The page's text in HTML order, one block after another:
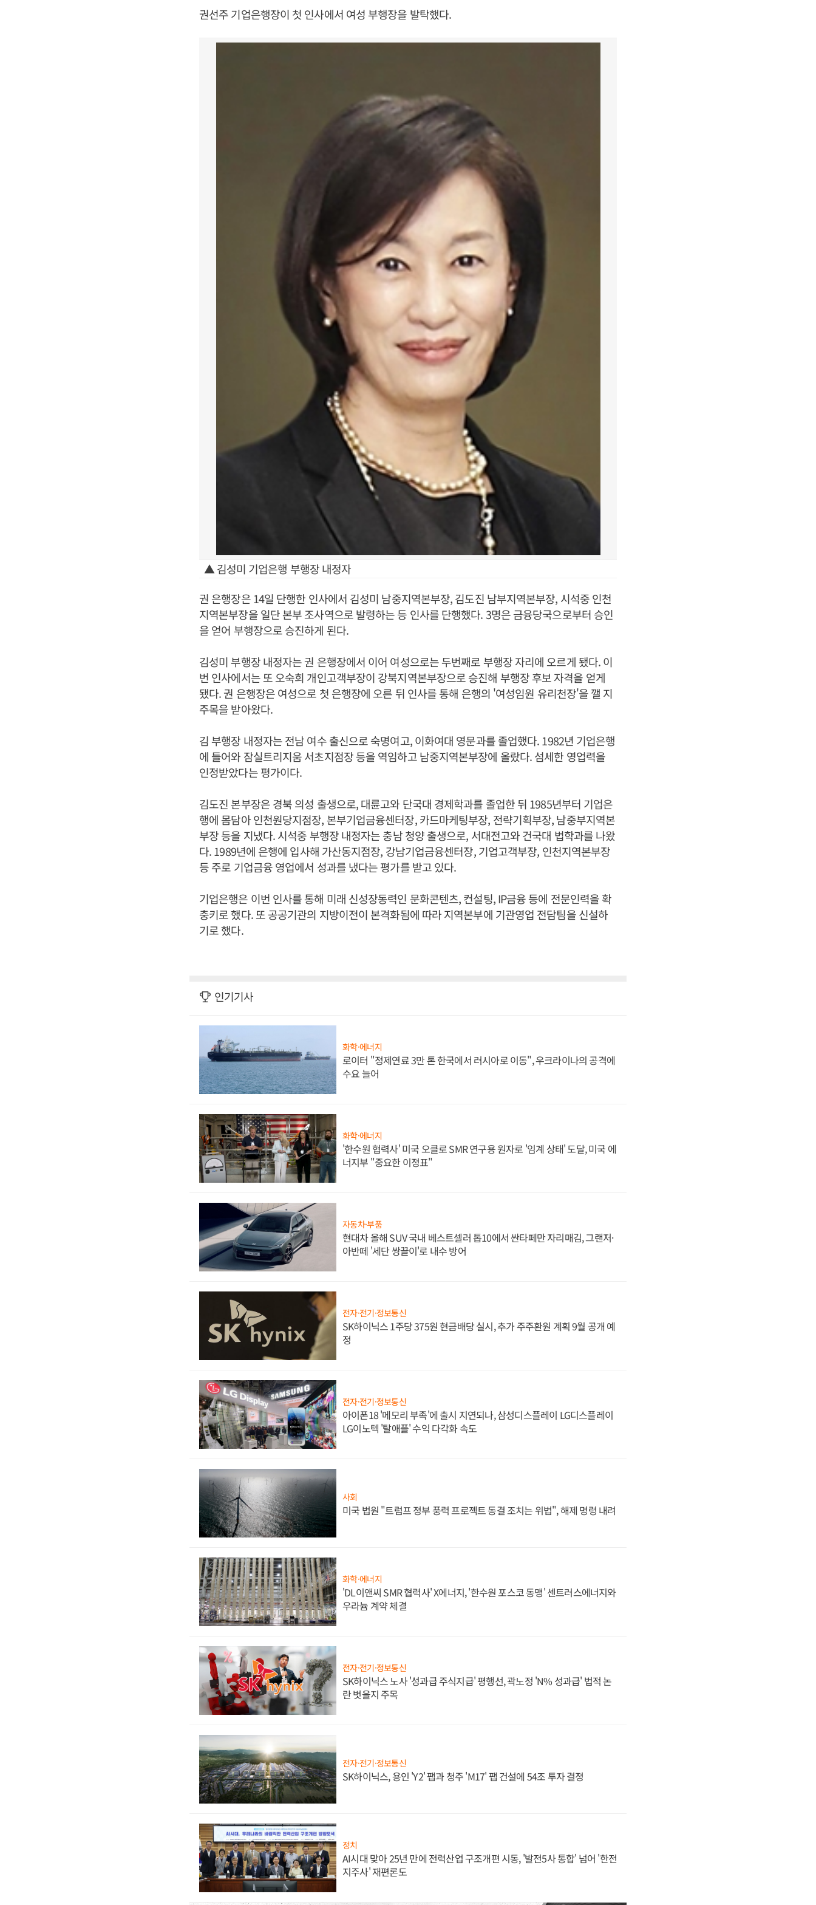
권선주 기업은행장이 첫 인사에서 여성 부행장을 발탁했다.
▲ 김성미 기업은행 부행장 내정자
권 은행장은 14일 단행한 인사에서 김성미 남중지역본부장, 김도진 남부지역본부장, 시석중 인천
지역본부장을 일단 본부 조사역으로 발령하는 등 인사를 단행했다. 3명은 금융당국으로부터 승인
을 얻어 부행장으로 승진하게 된다.
김성미 부행장 내정자는 권 은행장에서 이어 여성으로는 두번째로 부행장 자리에 오르게 됐다. 이
번 인사에서는 또 오숙희 개인고객부장이 강북지역본부장으로 승진해 부행장 후보 자격을 얻게
됐다. 권 은행장은 여성으로 첫 은행장에 오른 뒤 인사를 통해 은행의 '여성임원 유리천장'을 깰 지
주목을 받아왔다.
김 부행장 내정자는 전남 여수 출신으로 숙명여고, 이화여대 영문과를 졸업했다. 1982년 기업은행
에 들어와 잠실트리지움 서초지점장 등을 역임하고 남중지역본부장에 올랐다. 섬세한 영업력을
인정받았다는 평가이다.
김도진 본부장은 경북 의성 출생으로, 대륜고와 단국대 경제학과를 졸업한 뒤 1985년부터 기업은
행에 몸담아 인천원당지점장, 본부기업금융센터장, 카드마케팅부장, 전략기획부장, 남중부지역본
부장 등을 지냈다. 시석중 부행장 내정자는 충남 청양 출생으로, 서대전고와 건국대 법학과를 나왔
다. 1989년에 은행에 입사해 가산동지점장, 강남기업금융센터장, 기업고객부장, 인천지역본부장
등 주로 기업금융 영업에서 성과를 냈다는 평가를 받고 있다.
기업은행은 이번 인사를 통해 미래 신성장동력인 문화콘텐츠, 컨설팅, IP금융 등에 전문인력을 확
충키로 했다. 또 공공기관의 지방이전이 본격화됨에 따라 지역본부에 기관영업 전담팀을 신설하
기로 했다.
인기기사
화학·에너지
로이터 "정제연료 3만 톤 한국에서 러시아로 이동", 우크라이나의 공격에
수요 늘어
화학·에너지
'한수원 협력사' 미국 오클로 SMR 연구용 원자로 '임계 상태' 도달, 미국 에
너지부 "중요한 이정표"
자동차·부품
현대차 올해 SUV 국내 베스트셀러 톱10에서 싼타페만 자리매김, 그랜저·
아반떼 '세단 쌍끌이'로 내수 방어
전자·전기·정보통신
SK하이닉스 1주당 375원 현금배당 실시, 추가 주주환원 계획 9월 공개 예
정
전자·전기·정보통신
아이폰18 '메모리 부족'에 출시 지연되나, 삼성디스플레이 LG디스플레이
LG이노텍 '탈애플' 수익 다각화 속도
사회
미국 법원 "트럼프 정부 풍력 프로젝트 동결 조치는 위법", 해제 명령 내려
화학·에너지
'DL이앤씨 SMR 협력사' X에너지, '한수원 포스코 동맹' 센트러스에너지와
우라늄 계약 체결
전자·전기·정보통신
SK하이닉스 노사 '성과급 주식지급' 평행선, 곽노정 'N% 성과급' 법적 논
란 벗을지 주목
전자·전기·정보통신
SK하이닉스, 용인 'Y2' 팹과 청주 'M17' 팹 건설에 54조 투자 결정
정치
AI시대 맞아 25년 만에 전력산업 구조개편 시동, '발전5사 통합' 넘어 '한전
지주사' 재편론도